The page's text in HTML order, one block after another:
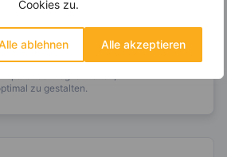
Cookies zu.
ablehnen Alle akzeptieren
und erhalte
zu gestalten.